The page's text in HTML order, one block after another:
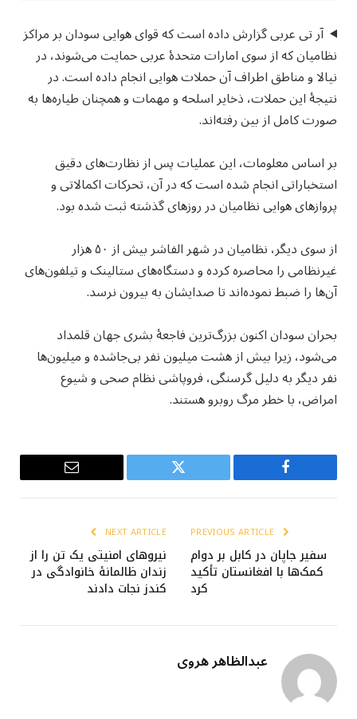
آر تی عربی گزارش داده است که قوای هوایی سودان بر مراکز
نظامیان که از سوی امارات متحدۀ عربی حمایت می‌شوند، در
نیالا و مناطق اطراف آن حملات هوایی انجام داده است. در
نتیجۀ این حملات، ذخایر اسلحه و مهمات و همچنان طیاره‌ها به
صورت کامل از بین رفته‌اند.
بر اساس معلومات، این عملیات پس از نظارت‌های دقیق
استخباراتی انجام شده است که در آن، تحرکات اکمالاتی و
پروازهای هوایی نظامیان در روزهای گذشته ثبت شده بود.
از سوی دیگر، نظامیان در شهر الفاشر بیش از ۵۰ هزار
غیرنظامی را محاصره کرده و دستگاه‌های ستالینک و تیلفون‌های
آن‌ها را ضبط نموده‌اند تا صدایشان به بیرون نرسد.
بحران سودان اکنون بزرگ‌ترین فاجعۀ بشری جهان قلمداد
می‌شود، زیرا بیش از هشت میلیون نفر بی‌جاشده و میلیون‌ها
نفر دیگر به دلیل گرسنگی، فروپاشی نظام صحی و شیوع
امراض، با خطر مرگ روبرو هستند.
Facebook
Twitter
Email
سفیر جاپان در کابل بر دوام
کمک‌ها با افغانستان تأکید
کرد
NEXT ARTICLE
نیروهای امنیتی یک تن را از
زندان ظالمانۀ خانوادگی در
کندز نجات دادند
عبدالظاهر هروی